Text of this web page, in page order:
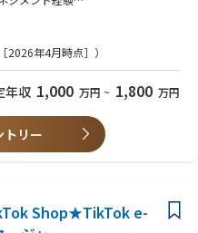
ング戦略の立案、施策実行、効果
ジタル領域における戦略立案と実
社など）とのリレーション構築お
策の評価・改善を推進した実績
戦略立案・実行の経験
企業でのマーケティング責任者経
ケティングなどのデジタルマーケ
携を通じて全社的なメッセージン
2026年4月時点］）
年収 1,000 万円 ~ 1,800 万円
トリー
Shop★TikTok e-